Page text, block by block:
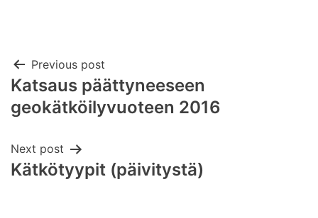
Post
navigation
Previous post
Katsaus päättyneeseen
geokätköilyvuoteen 2016
Next post
Kätkötyypit (päivitystä)